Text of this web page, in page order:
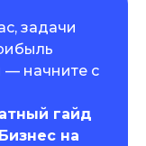
задачи
— начните с
гайд
на